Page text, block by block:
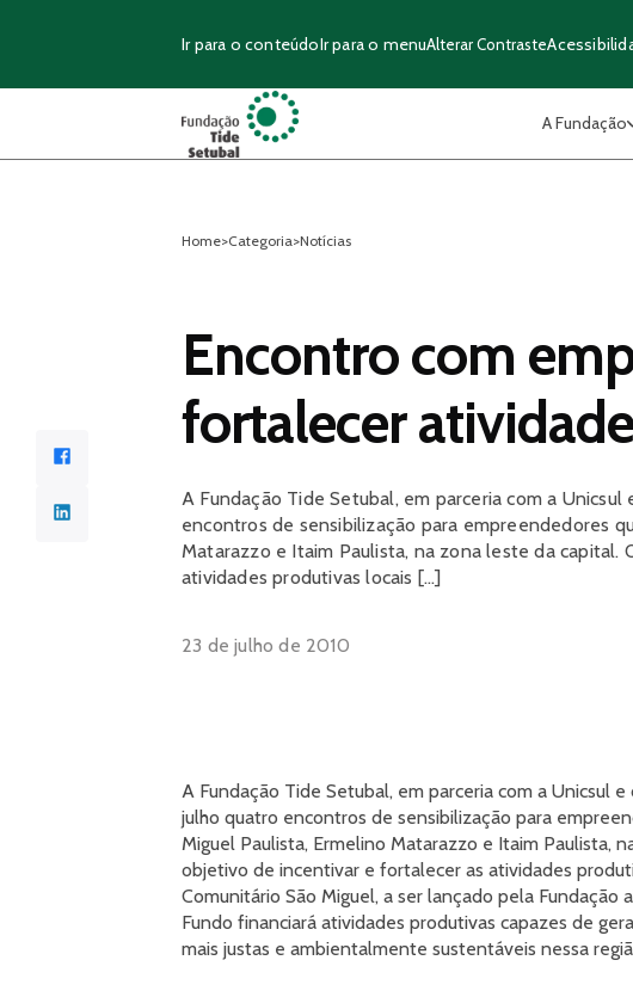
Ir para o conteúdoIr para o menuAlterar Contraste
A Fundação
Home>Categoria>Notícias
Encontro com
fortalecer
A Fundação Tide Setubal, em parceria com a
encontros de sensibilização para empreendedores
Matarazzo e Itaim Paulista, na zona leste da
atividades produtivas locais […]
23 de julho de 2010
A Fundação Tide Setubal, em parceria com a Unicsul
julho quatro encontros de sensibilização para
Miguel Paulista, Ermelino Matarazzo e Itaim Paulista,
objetivo de incentivar e fortalecer as atividades
Comunitário São Miguel, a ser lançado pela
Fundo financiará atividades produtivas capazes de
mais justas e ambientalmente sustentáveis nessa